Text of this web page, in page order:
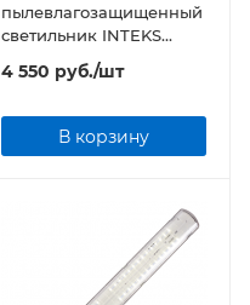
пылевлагозащищенный
светильник INTEKS
Prom 25Вт 2750Лм
4000К IP44
4 550 руб./шт
В корзину